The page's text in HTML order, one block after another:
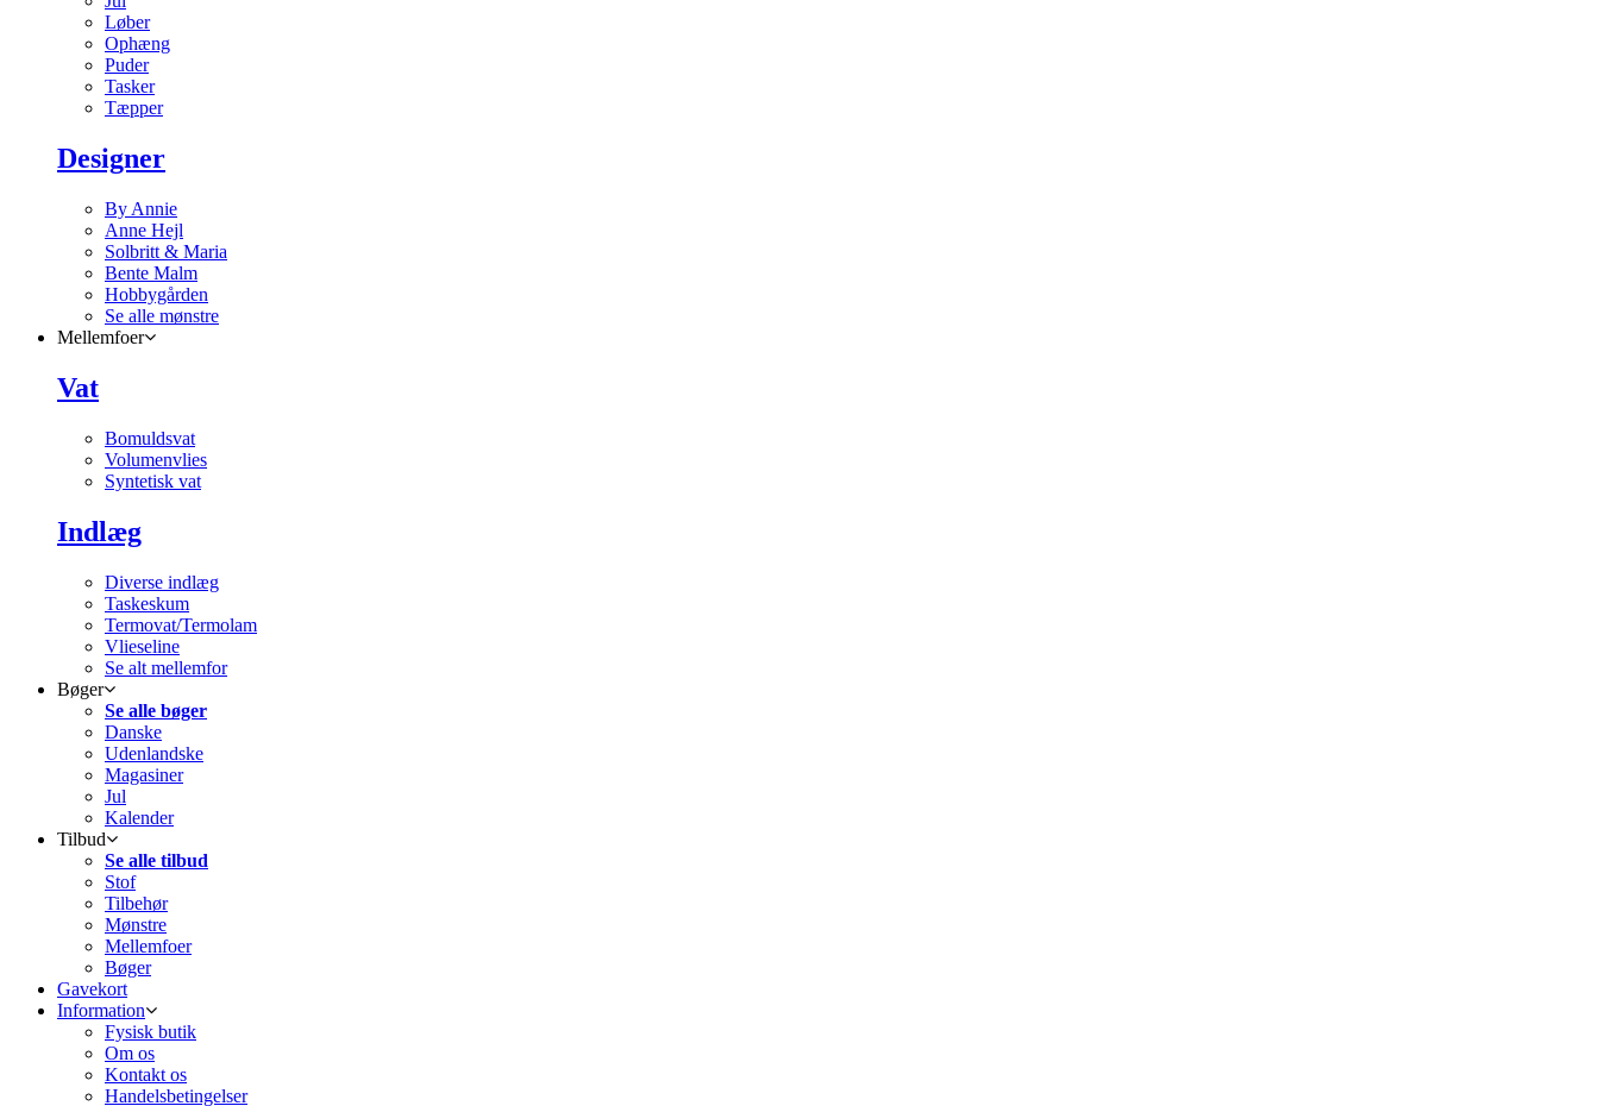
Løber
Ophæng
Puder
Tasker
Tæpper
Designer
By Annie
Anne Hejl
Solbritt & Maria
Bente Malm
Hobbygården
Se alle mønstre
Mellemfoer
Vat
Bomuldsvat
Volumenvlies
Syntetisk vat
Indlæg
Diverse indlæg
Taskeskum
Termovat/Termolam
Vlieseline
Se alt mellemfor
Bøger
Se alle bøger
Danske
Udenlandske
Magasiner
Jul
Kalender
Tilbud
Se alle tilbud
Stof
Tilbehør
Mønstre
Mellemfoer
Bøger
Gavekort
Information
Fysisk butik
Om os
Kontakt os
Handelsbetingelser